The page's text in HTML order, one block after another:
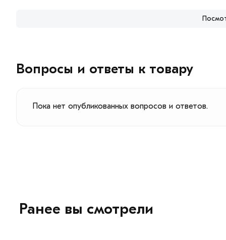
Вопросы и ответы к товару
Пока нет опубликованных вопросов и ответов.
Ранее вы смотрели